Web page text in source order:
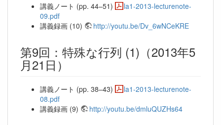
講義ノート (pp. 44–51)
la1-2013-lecturenote-
09.pdf
講義録画 (10)
http://youtu.be/Dv_6wNCeKRE
第9回：特殊な行列 (1)（2013年5
月21日）
講義ノート (pp. 38–43)
la1-2013-lecturenote-
08.pdf
講義録画 (9)
http://youtu.be/dmluQUZHs64